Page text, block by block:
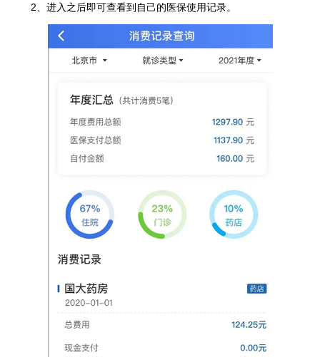
2、进入之后即可查看到自己的医保使用记录。